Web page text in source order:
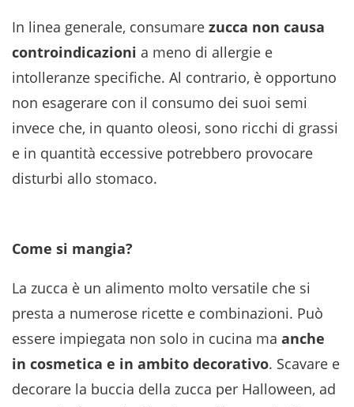
In linea generale, consumare zucca non causa
controindicazioni a meno di allergie e
intolleranze specifiche. Al contrario, è opportuno
non esagerare con il consumo dei suoi semi
invece che, in quanto oleosi, sono ricchi di grassi
e in quantità eccessive potrebbero provocare
disturbi allo stomaco.
Come si mangia?
La zucca è un alimento molto versatile che si
presta a numerose ricette e combinazioni. Può
essere impiegata non solo in cucina ma anche
in cosmetica e in ambito decorativo. Scavare e
decorare la buccia della zucca per Halloween, ad